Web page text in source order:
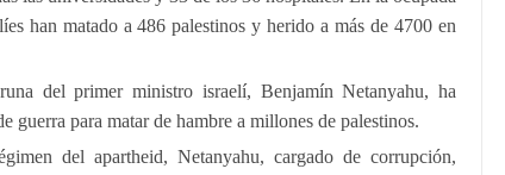
han matado a 486 palestinos y herido a más de 4700 en
del primer ministro israelí, Benjamín Netanyahu, ha
guerra para matar de hambre a millones de palestinos.
del apartheid, Netanyahu, cargado de corrupción,